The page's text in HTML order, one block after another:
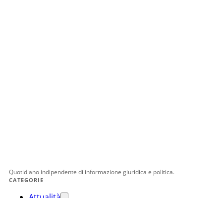
Quotidiano indipendente di informazione giuridica e politica.
CATEGORIE